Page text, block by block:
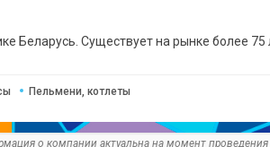
Беларусь. Существует на рынке более 75
Пельмени, котлеты
о компании актуальна на момент